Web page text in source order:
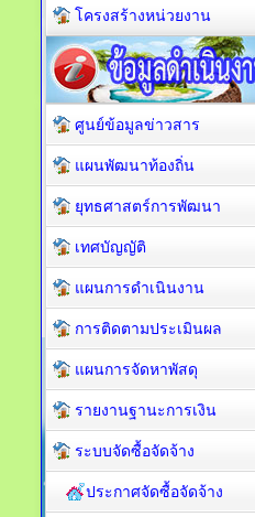
โครงสร้างหน่วยงาน
ศูนย์ข้อมูลข่าวสาร
แผนพัฒนาท้องถิ่น
ยุทธศาสตร์การพัฒนา
เทศบัญญัติ
แผนการดำเนินงาน
การติดตามประเมินผล
แผนการจัดหาพัสดุ
รายงานฐานะการเงิน
ระบบจัดซื้อจัดจ้าง
ประกาศจัดซื้อจัดจ้าง